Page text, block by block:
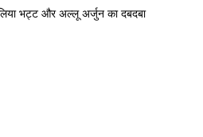
भट्ट और अल्लू अर्जुन का दबदबा